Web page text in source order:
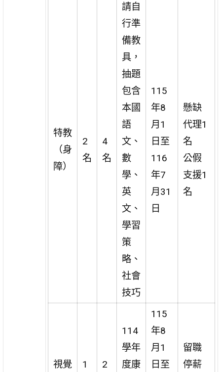
特教
（身
障）
2
名
4
名
請自
行準
備教
具，
抽題
包含
本國
語
文、
數
學、
英
文、
學習
策
略、
社會
技巧
115
年8
月1
日至
116
年7
月31
日
懸缺
代理1
名
公假
支援1
名
視覺 1 2
114
學年
度康
115
年8
月1
日至
留職
停薪